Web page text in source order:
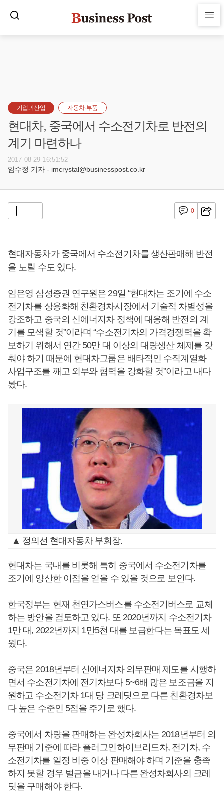
기업과산업 자동차·부품
현대차, 중국에서 수소전기차로 반전의
계기 마련하나
2017-08-29 16:51:52
임수정 기자 - imcrystal@businesspost.co.kr
0
현대자동차가 중국에서 수소전기차를 생산판매해 반전
을 노릴 수도 있다.
임은영 삼성증권 연구원은 29일 “현대차는 조기에 수소
전기차를 상용화해 친환경차시장에서 기술적 차별성을
강조하고 중국의 신에너지차 정책에 대응해 반전의 계
기를 모색할 것”이라며 “수소전기차의 가격경쟁력을 확
보하기 위해서 연간 50만 대 이상의 대량생산 체제를 갖
춰야 하기 때문에 현대차그룹은 배타적인 수직계열화
사업구조를 깨고 외부와 협력을 강화할 것”이라고 내다
봤다.
▲ 정의선 현대자동차 부회장.
현대차는 국내를 비롯해 특히 중국에서 수소전기차를
조기에 양산한 이점을 얻을 수 있을 것으로 보인다.
한국정부는 현재 천연가스버스를 수소전기버스로 교체
하는 방안을 검토하고 있다. 또 2020년까지 수소전기차
1만 대, 2022년까지 1만5천 대를 보급한다는 목표도 세
웠다.
중국은 2018년부터 신에너지차 의무판매 제도를 시행하
면서 수소전기차에 전기차보다 5~6배 많은 보조금을 지
원하고 수소전기차 1대 당 크레딧으로 다른 친환경차보
다 높은 수준인 5점을 주기로 했다.
중국에서 차량을 판매하는 완성차회사는 2018년부터 의
무판매 기준에 따라 플러그인하이브리드차, 전기차, 수
소전기차를 일정 비중 이상 판매해야 하며 기준을 충족
하지 못할 경우 벌금을 내거나 다른 완성차회사의 크레
딧을 구매해야 한다.